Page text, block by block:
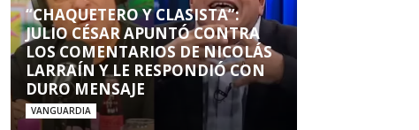
“CHAQUETERO Y CLASISTA”:
JULIO CÉSAR APUNTÓ CONTRA
LOS COMENTARIOS DE NICOLÁS
LARRAÍN Y LE RESPONDIÓ CON
DURO MENSAJE
VANGUARDIA